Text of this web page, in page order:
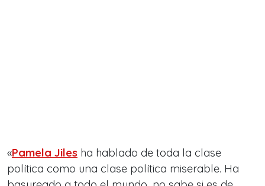
«Pamela Jiles ha hablado de toda la clase
política como una clase política miserable. Ha